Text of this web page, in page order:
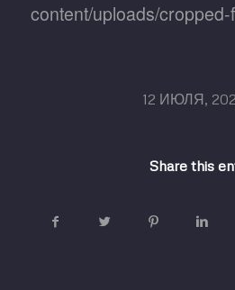
content/uploads/
12 ИЮЛЯ,
/
Share this